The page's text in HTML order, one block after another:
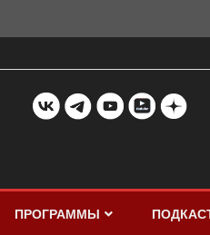
ПРОГРАММЫ